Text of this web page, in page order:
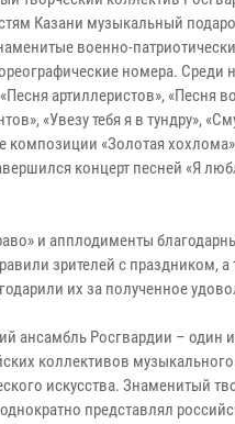
Казани музыкальный
военно-
номера. Среди
артиллеристов», «Песня
«Увезу тебя я в тундру»,
композиции «Золотая
концерт песней «Я
и апплодименты
зрителей с праздником, а
их за полученное
ансамбль Росгвардии – один
коллективов
искусства. Знаменитый
представлял